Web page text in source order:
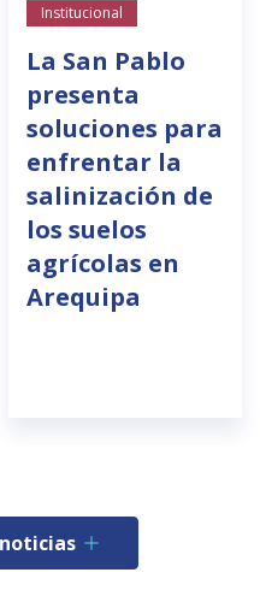
Institucional
La San Pablo
presenta
soluciones para
enfrentar la
salinización de
los suelos
agrícolas en
Arequipa